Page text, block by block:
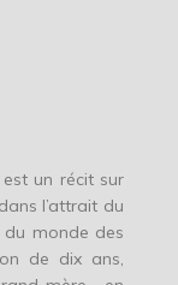
un récit sur
l’attrait du
monde des
de dix ans,